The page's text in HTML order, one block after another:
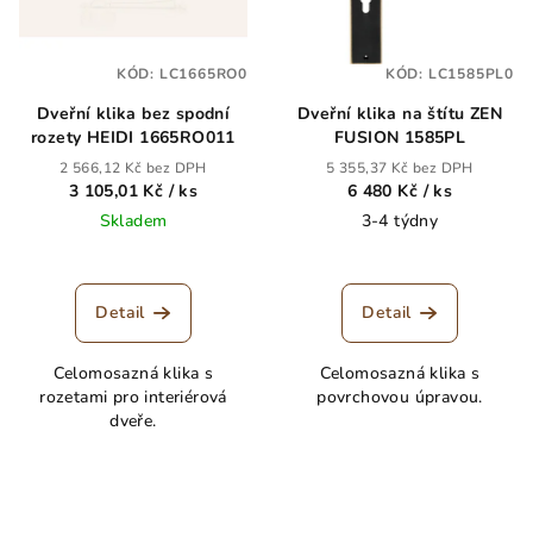
Dveřní klika bez spodní
rozety HEIDI 1665RO011
2 566,12 Kč bez DPH
3 105,01 Kč / ks
Skladem
Detail
Celomosazná klika s
rozetami pro interiérová
dveře.
KÓD: LC1665RO0
Dveřní klika na štítu ZEN
FUSION 1585PL
5 355,37 Kč bez DPH
6 480 Kč / ks
3-4 týdny
Detail
Celomosazná klika s
povrchovou úpravou.
KÓD: LC1585PL0